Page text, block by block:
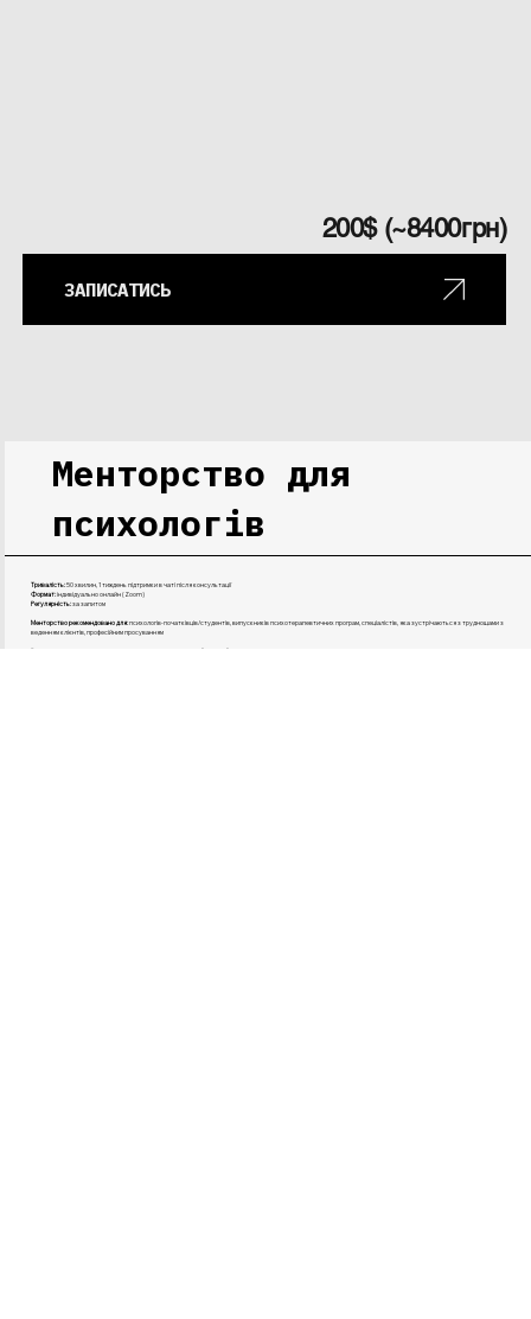
200$ (~8400грн)
ЗАПИСАТИСЬ
Менторство для
психологів
Тривалість:50 хвилин, 1 тиждень підтримки в чаті після консультації
Формат:індивідуально онлайн (Zoom)
Регулярність:за запитом
Менторство рекомендовано для:психологів-початківців/студентів, випускників психотерапевтичних програм, спеціалістів, яка зустрічаються з труднощами з
веденням клієнтів, професійним просуванням
Результат:
відповіді на запитання, вектори розвитку особистого бренду, чіткість у професійному позиціонуванні, чіткість в розумінні спрямованості